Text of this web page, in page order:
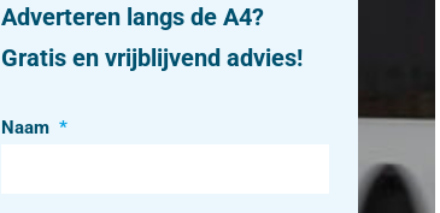
Adverteren langs de A4?
Gratis en vrijblijvend advies!
Naam *